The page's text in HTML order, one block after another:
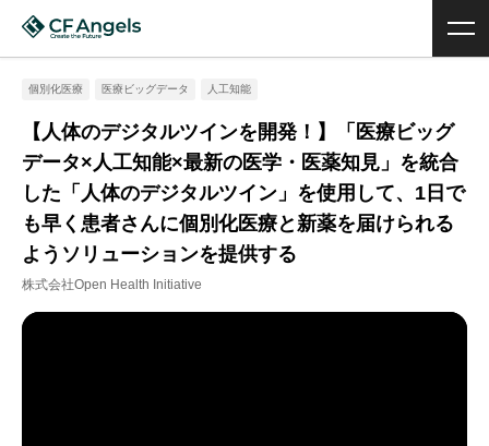
個別化医療 医療ビッグデータ 人工知能
【人体のデジタルツインを開発！】「医療ビッグ
データ×人工知能×最新の医学・医薬知見」を統合
した「人体のデジタルツイン」を使用して、1日で
も早く患者さんに個別化医療と新薬を届けられる
ようソリューションを提供する
株式会社Open Health Initiative